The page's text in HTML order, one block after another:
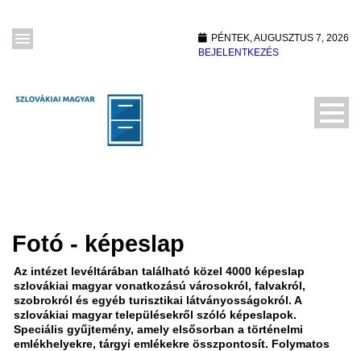
PÉNTEK, AUGUSZTUS 7, 2026
BEJELENTKEZÉS
Fotó - képeslap
Az intézet levéltárában található közel 4000 képeslap
szlovákiai magyar vonatkozású városokról, falvakról,
szobrokról és egyéb turisztikai látványosságokról. A
szlovákiai magyar településekről szóló képeslapok.
Speciális gyűjtemény, amely elsősorban a történelmi
emlékhelyekre, tárgyi emlékekre összpontosít. Folymatos